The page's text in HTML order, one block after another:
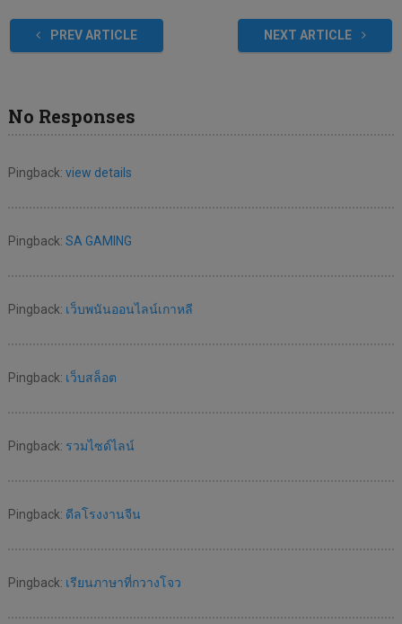
PREV ARTICLE NEXT ARTICLE
No Responses
Pingback: view details
Pingback: SA GAMING
Pingback: เว็บพนันออนไลน์เกาหลี
Pingback: เว็บสล็อต
Pingback: รวมไซด์ไลน์
Pingback: ดีลโรงงานจีน
Pingback: เรียนภาษาที่กวางโจว